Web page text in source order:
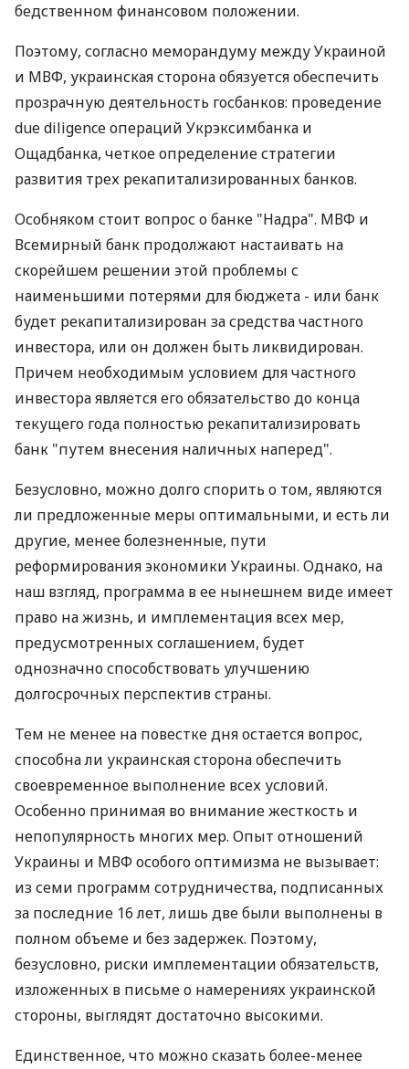
бедственном финансовом положении.
Поэтому, согласно меморандуму между Украиной
и МВФ, украинская сторона обязуется обеспечить
прозрачную деятельность госбанков: проведение
due diligence операций Укрэксимбанка и
Ощадбанка, четкое определение стратегии
развития трех рекапитализированных банков.
Особняком стоит вопрос о банке "Надра". МВФ и
Всемирный банк продолжают настаивать на
скорейшем решении этой проблемы с
наименьшими потерями для бюджета - или банк
будет рекапитализирован за средства частного
инвестора, или он должен быть ликвидирован.
Причем необходимым условием для частного
инвестора является его обязательство до конца
текущего года полностью рекапитализировать
банк "путем внесения наличных наперед".
Безусловно, можно долго спорить о том, являются
ли предложенные меры оптимальными, и есть ли
другие, менее болезненные, пути
реформирования экономики Украины. Однако, на
наш взгляд, программа в ее нынешнем виде имеет
право на жизнь, и имплементация всех мер,
предусмотренных соглашением, будет
однозначно способствовать улучшению
долгосрочных перспектив страны.
Тем не менее на повестке дня остается вопрос,
способна ли украинская сторона обеспечить
своевременное выполнение всех условий.
Особенно принимая во внимание жесткость и
непопулярность многих мер. Опыт отношений
Украины и МВФ особого оптимизма не вызывает:
из семи программ сотрудничества, подписанных
за последние 16 лет, лишь две были выполнены в
полном объеме и без задержек. Поэтому,
безусловно, риски имплементации обязательств,
изложенных в письме о намерениях украинской
стороны, выглядят достаточно высокими.
Единственное, что можно сказать более-менее